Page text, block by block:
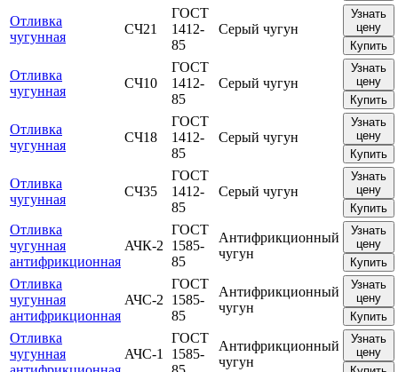
Отливка
чугунная
СЧ21
ГОСТ
1412-
85
Серый чугун
Узнать
цену
Купить
Отливка
чугунная
СЧ10
ГОСТ
1412-
85
Серый чугун
Узнать
цену
Купить
Отливка
чугунная
СЧ18
ГОСТ
1412-
85
Серый чугун
Узнать
цену
Купить
Отливка
чугунная
СЧ35
ГОСТ
1412-
85
Серый чугун
Узнать
цену
Купить
Отливка
чугунная
антифрикционная
АЧК-2
ГОСТ
1585-
85
Антифрикционный
чугун
Узнать
цену
Купить
Отливка
чугунная
антифрикционная
АЧС-2
ГОСТ
1585-
85
Антифрикционный
чугун
Узнать
цену
Купить
Отливка
чугунная
АЧС-1
ГОСТ
1585-
Антифрикционный
чугун
Узнать
цену